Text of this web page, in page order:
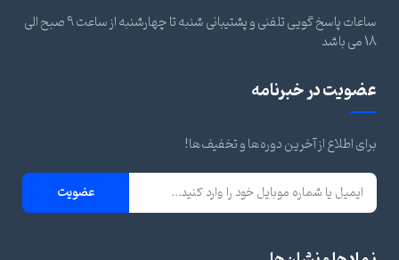
ساعات پاسخ گویی تلفنی و پشتیبانی شنبه تا چهارشنبه از ساعت 9 صبح الی
18 می باشد
عضویت در خبرنامه
برای اطلاع از آخرین دوره‌ها و تخفیف‌ها!
عضویت